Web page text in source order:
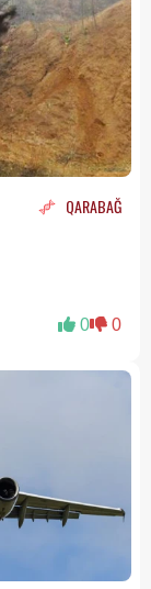
QARABAĞ
0 0